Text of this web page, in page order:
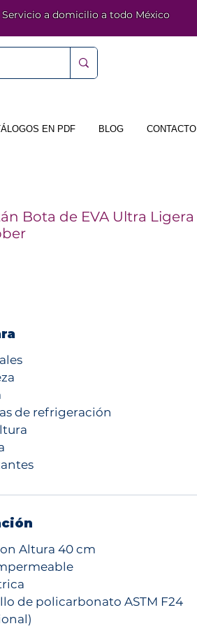
Servicio a domicilio a todo México
EN PDF BLOG CONTACTO
Bota de EVA Ultra Ligera
de refrigeración
Altura 40 cm
de policarbonato ASTM F24